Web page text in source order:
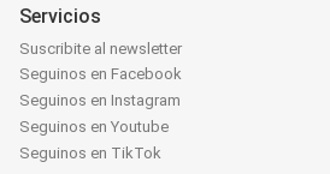
Servicios
Suscribite al newsletter
Seguinos en Facebook
Seguinos en Instagram
Seguinos en Youtube
Seguinos en TikTok